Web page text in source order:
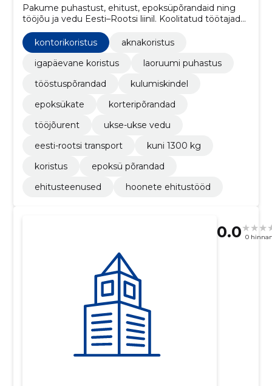
Pakume puhastust, ehitust, epoksüpõrandaid ning
tööjõu ja vedu Eesti–Rootsi liinil. Koolitatud töötajad
tagavad kvaliteedi ja tööde õigeaegsuse.
kontorikoristus
aknakoristus
igapäevane koristus
laoruumi puhastus
tööstuspõrandad
kulumiskindel
epoksükate
korteripõrandad
tööjõurent
ukse-ukse vedu
eesti-rootsi transport
kuni 1300 kg
koristus
epoksü põrandad
ehitusteenused
hoonete ehitustööd
0.0 0